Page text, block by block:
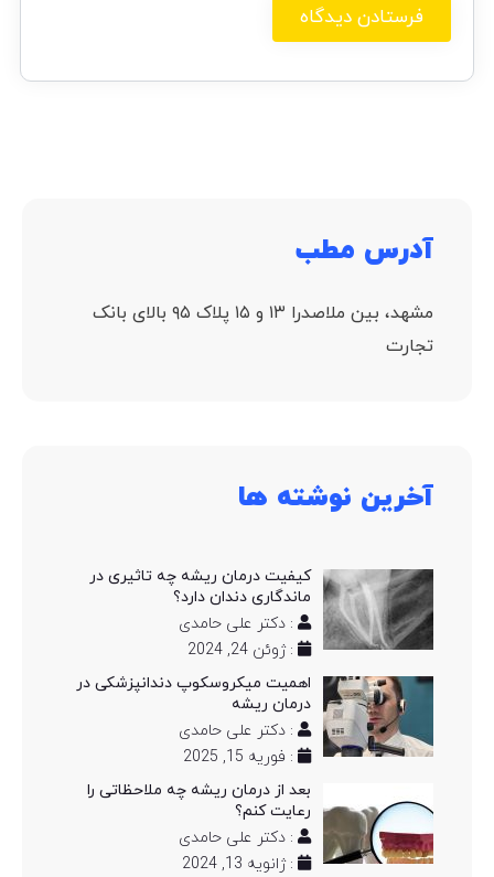
آخرین نوشته ها
کیفیت درمان ریشه چه تاثیری در
ماندگاری دندان دارد؟
: دکتر علی حامدی
: ژوئن 24, 2024
اهمیت میکروسکوپ دندانپزشکی در
درمان ریشه
: دکتر علی حامدی
: فوریه 15, 2025
بعد از درمان ریشه چه ملاحظاتی را
رعایت کنم؟
: دکتر علی حامدی
: ژانویه 13, 2024
آدرس مطب
مشهد، بین ملاصدرا ۱۳ و ۱۵ پلاک ۹۵ بالای بانک
تجارت